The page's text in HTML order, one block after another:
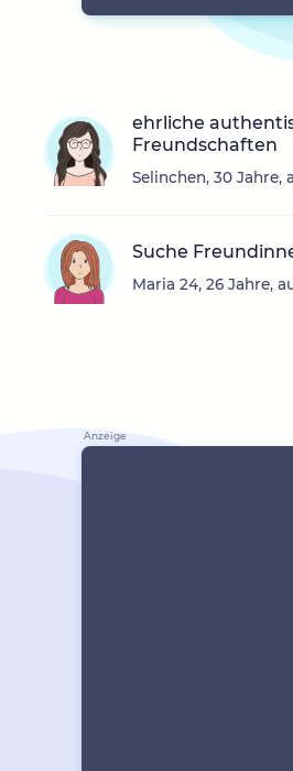
ehrliche
Freundschaften
Selinchen, 30 Jahre,
Suche
Maria 24, 26 Jahre,